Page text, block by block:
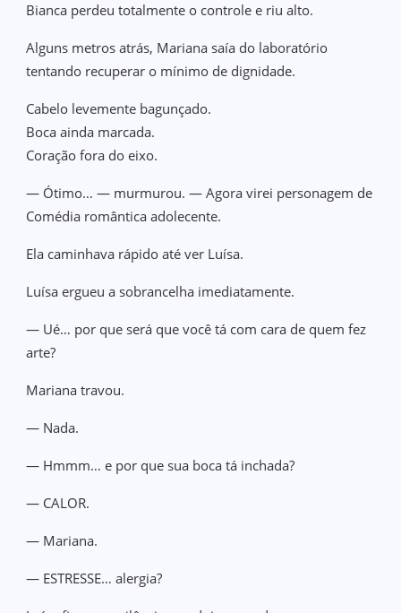
Bianca perdeu totalmente o controle e riu alto.
Alguns metros atrás, Mariana saía do laboratório
tentando recuperar o mínimo de dignidade.
Cabelo levemente bagunçado.
Boca ainda marcada.
Coração fora do eixo.
— Ótimo… — murmurou. — Agora virei personagem de
Comédia romântica adolecente.
Ela caminhava rápido até ver Luísa.
Luísa ergueu a sobrancelha imediatamente.
— Ué… por que será que você tá com cara de quem fez
arte?
Mariana travou.
— Nada.
— Hmmm… e por que sua boca tá inchada?
— CALOR.
— Mariana.
— ESTRESSE… alergia?